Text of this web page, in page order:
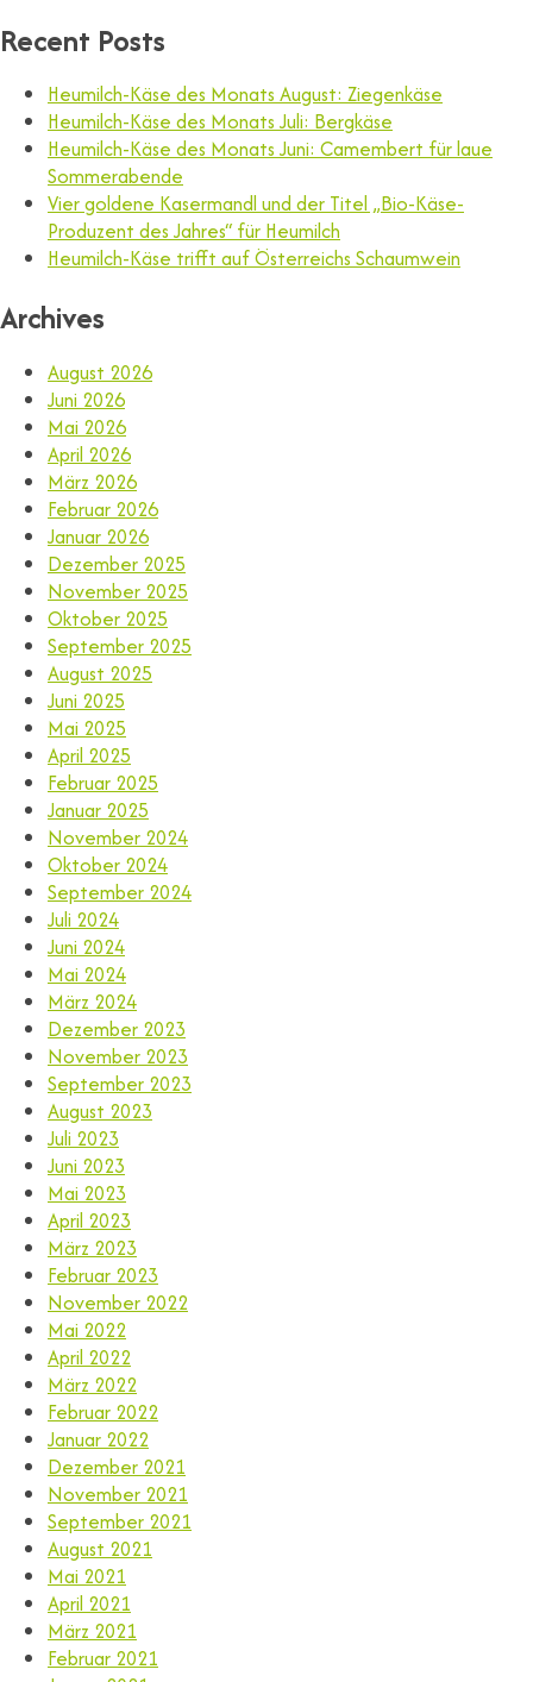
Recent Posts
Heumilch-Käse des Monats August: Ziegenkäse
Heumilch-Käse des Monats Juli: Bergkäse
Heumilch-Käse des Monats Juni: Camembert für laue
Sommerabende
Vier goldene Kasermandl und der Titel „Bio-Käse-
Produzent des Jahres“ für Heumilch
Heumilch-Käse trifft auf Österreichs Schaumwein
Archives
August 2026
Juni 2026
Mai 2026
April 2026
März 2026
Februar 2026
Januar 2026
Dezember 2025
November 2025
Oktober 2025
September 2025
August 2025
Juni 2025
Mai 2025
April 2025
Februar 2025
Januar 2025
November 2024
Oktober 2024
September 2024
Juli 2024
Juni 2024
Mai 2024
März 2024
Dezember 2023
November 2023
September 2023
August 2023
Juli 2023
Juni 2023
Mai 2023
April 2023
März 2023
Februar 2023
November 2022
Mai 2022
April 2022
März 2022
Februar 2022
Januar 2022
Dezember 2021
November 2021
September 2021
August 2021
Mai 2021
April 2021
März 2021
Februar 2021